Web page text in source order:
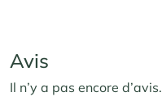
Avis
Il n’y a pas encore d’avis.